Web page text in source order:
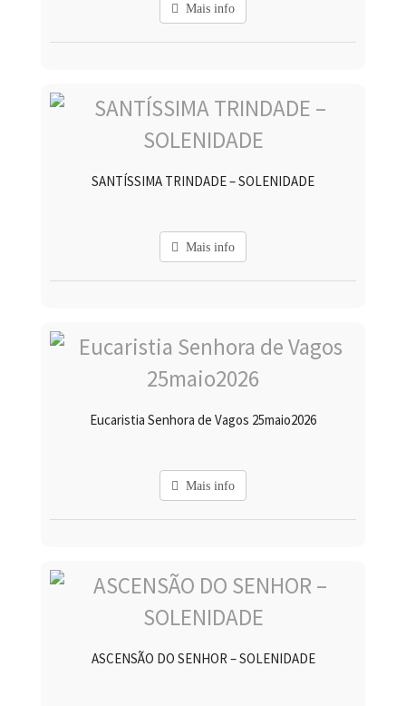
Mais info
SANTÍSSIMA TRINDADE – SOLENIDADE
Mais info
Eucaristia Senhora de Vagos 25maio2026
Mais info
ASCENSÃO DO SENHOR – SOLENIDADE